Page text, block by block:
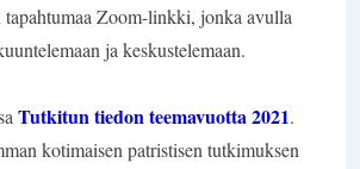
tapahtumaa Zoom-linkki, jonka avulla
ja keskustelemaan.
Tutkitun tiedon teemavuotta 2021.
kotimaisen patristisen tutkimuksen